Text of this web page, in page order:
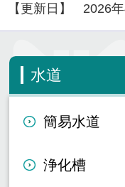
【更新日】
2026
水道
簡易水道
浄化槽